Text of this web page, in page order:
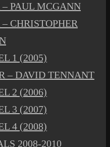
PAUL MCGANN
CHRISTOPHER
1 (2005)
– DAVID TENNANT
2 (2006)
3 (2007)
4 (2008)
2008-2010